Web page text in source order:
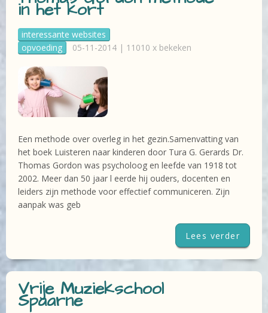
in het kort
interessante websites
opvoeding
05-11-2014 | 11010 x bekeken
Een methode over overleg in het gezin.Samenvatting van
het boek Luisteren naar kinderen door Tura G. Gerards Dr.
Thomas Gordon was psycholoog en leefde van 1918 tot
2002. Meer dan 50 jaar l eerde hij ouders, docenten en
leiders zijn methode voor effectief communiceren. Zijn
aanpak was geb
Lees verder
Vrije Muziekschool
Spaarne